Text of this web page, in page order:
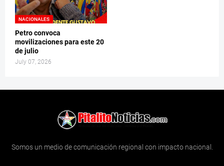
NACIONALES
Petro convoca
movilizaciones para este 20
de julio
July 07, 2026
Somos un medio de comunicación regional con impacto nacional.